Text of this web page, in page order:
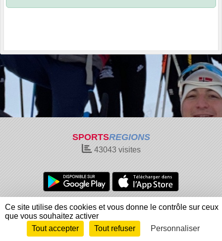
SPORTSREGIONS
43043visites
Charte cookies
Gestion des cookies
Informations légales
Signaler un contenu inapproprié
Envie de participer ?
Connexion
Ce site utilise des cookies et vous donne le contrôle sur ceux
que vous souhaitez activer
Tout accepter
Tout refuser Personnaliser